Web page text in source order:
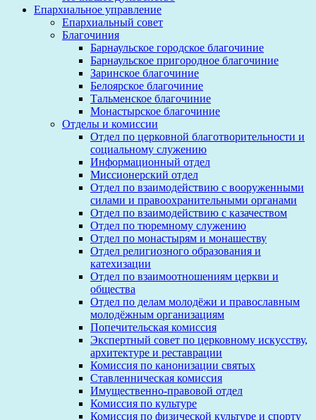
Епархиальное управление
Епархиальный совет
Благочиния
Барнаульское городское благочиние
Барнаульское пригородное благочиние
Заринское благочиние
Белоярское благочиние
Тальменское благочиние
Монастырское благочиние
Отделы и комиссии
Отдел по церковной благотворительности и
социальному служению
Информационный отдел
Миссионерский отдел
Отдел по взаимодействию с вооруженными
силами и правоохранительными органами
Отдел по взаимодействию с казачеством
Отдел по тюремному служению
Отдел по монастырям и монашеству
Отдел религиозного образования и
катехизации
Отдел по взаимоотношениям церкви и
общества
Отдел по делам молодёжи и православным
молодёжным организациям
Попечительская комиссия
Экспертный совет по церковному искусству,
архитектуре и реставрации
Комиссия по канонизации святых
Ставленническая комиссия
Имущественно-правовой отдел
Комиссия по культуре
Комиссия по физической культуре и спорту